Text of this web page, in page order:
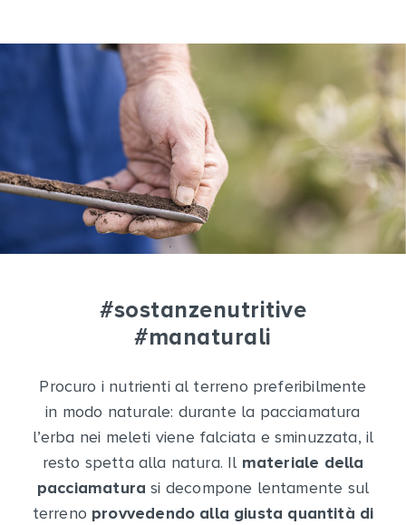
#sostanzenutritive
#manaturali
Procuro i nutrienti al terreno preferibilmente
in modo naturale: durante la pacciamatura
l’erba nei meleti viene falciata e sminuzzata, il
resto spetta alla natura. Il materiale della
pacciamatura si decompone lentamente sul
terreno provvedendo alla giusta quantità di